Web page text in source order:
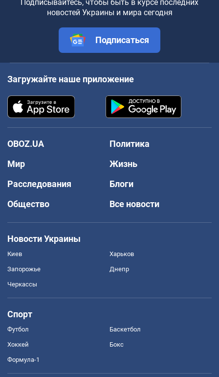
Подписывайтесь, чтобы быть в курсе последних
новостей Украины и мира сегодня
Подписаться
Загружайте наше приложение
OBOZ.UA
Политика
Мир
Жизнь
Расследования
Блоги
Общество
Все новости
Новости Украины
Киев Харьков
Запорожье Днепр
Черкассы
Спорт
Футбол Баскетбол
Хоккей Бокс
Формула-1